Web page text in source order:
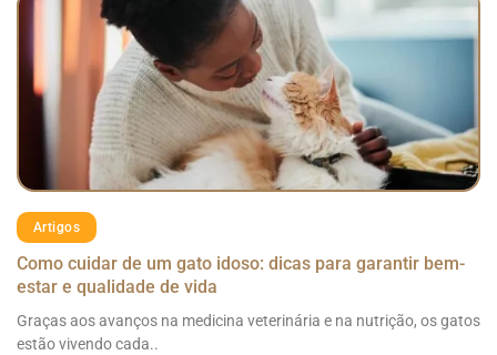
Artigos
Como cuidar de um gato idoso: dicas para garantir bem-
estar e qualidade de vida
Graças aos avanços na medicina veterinária e na nutrição, os gatos
estão vivendo cada..